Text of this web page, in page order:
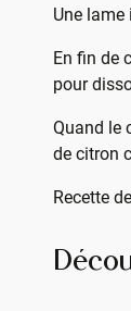
Une lame
En fin de
pour
Quand le
de citron
Recette de